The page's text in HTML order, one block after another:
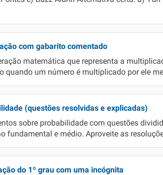
com gabarito comentado
matemática que representa a
quando um número é multiplicado por ele
(questões resolvidas e explicadas)
sobre probabilidade com questões
fundamental e médio. Aproveite as
do 1º grau com uma incógnita